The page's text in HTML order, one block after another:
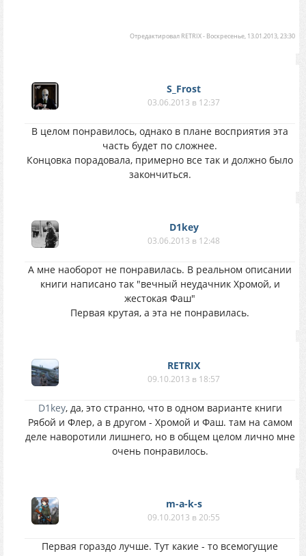
Отредактировал RETRIX- Воскресенье, 13.01.2013, 23:30
S_Frost
03.06.2013 в 12:37
В целом понравилось, однако в плане восприятия эта
часть будет по сложнее.
Концовка порадовала, примерно все так и должно было
закончиться.
D1key
03.06.2013 в 12:48
А мне наоборот не понравилась. В реальном описании
книги написано так "вечный неудачник Хромой, и
жестокая Фаш"
Первая крутая, а эта не понравилась.
RETRIX
09.10.2013 в 18:57
D1key, да, это странно, что в одном варианте книги
Рябой и Флер, а в другом - Хромой и Фаш. там на самом
деле наворотили лишнего, но в общем целом лично мне
очень понравилось.
m-a-k-s
09.10.2013 в 20:55
Первая гораздо лучше. Тут какие - то всемогущие